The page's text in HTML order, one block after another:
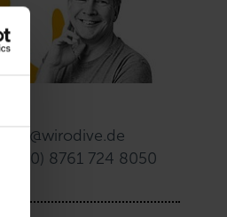
peter@wirodive.de
+49 (0) 8761 724 8050